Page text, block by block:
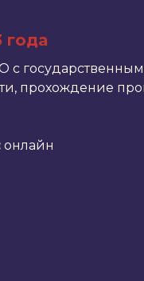
года
с
прохождение
онлайн